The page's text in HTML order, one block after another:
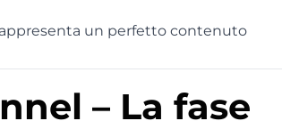
un perfetto contenuto
– La fase